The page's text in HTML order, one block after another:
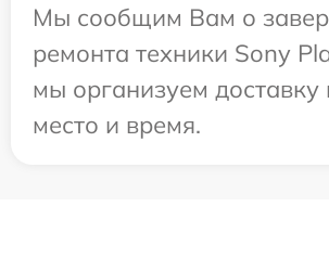
Мы сообщим Вам о
ремонта техники Sony
мы организуем доставку
место и время.